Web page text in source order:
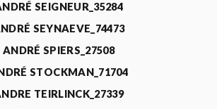
SEIGNEUR_35284
SEYNAEVE_74473
ANDRÉ SPIERS_27508
STOCKMAN_71704
TEIRLINCK_27339